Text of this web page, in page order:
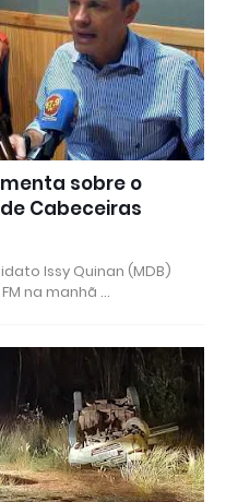
sobre o
Cabeceiras
Issy Quinan (MDB)
na manhã …